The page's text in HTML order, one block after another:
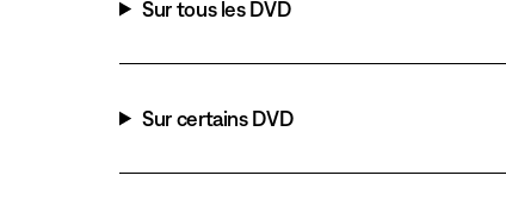
Sur tous les DVD
Sur certains DVD